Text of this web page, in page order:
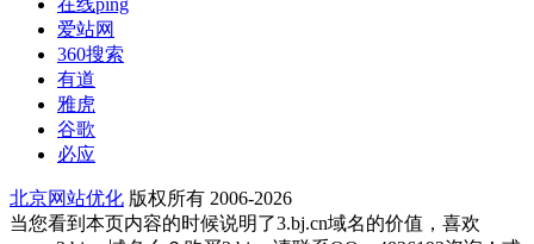
爱站网
360搜索
有道
雅虎
谷歌
必应
北京网站优化 版权所有 2006-2026
当您看到本页内容的时候说明了3.bj.cn域名的价值，喜欢